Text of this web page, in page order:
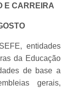
E CARREIRA
entidades
da Educação
de base a
gerais,